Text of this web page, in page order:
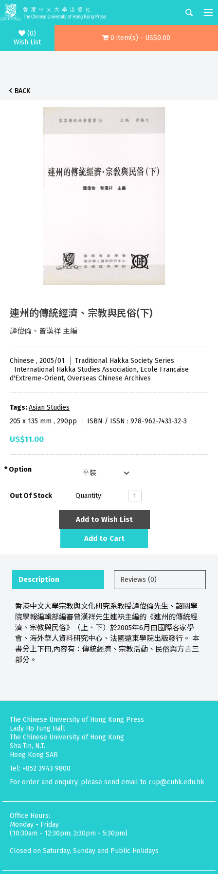
(0)
Wish List
0 item(s) - US$0.00
BACK
連州的傳統經濟、宗教與民俗(下)
譚偉倫、曾漢祥 主編
Chinese , 2005/01
Traditional Hakka Society Series
International Hakka Studies Association, Ecole Francaise
d'Extreme-Orient, Overseas Chinese Archives
Tags:Asian Studies
205 x 135 mm , 290pp
ISBN / ISSN : 978-962-7433-32-3
US$11.00
Option
Out Of Stock Quantity:
Add to Wish List
Add to Cart
Description Reviews (0)
香港中文大學宗教與文化研究系教授譚偉倫先生、韶關學
院學報編輯部編審曾漢祥先生連袂主編的《連州的傳統經
濟、宗教與民俗》（上、下）於2005年6月由國際客家學
會、海外華人資料研究中心、法國遠東學院出版發行。 本
書分上下冊,內容有：傳統經濟、宗教活動、民俗與方言三
部分。
The Chinese University of Hong Kong Press
Lady Ho Tung Hall
The Chinese University of Hong Kong
Sha Tin, N.T.
Hong Kong SAR
Tel: +852 3943 9800
For order and enquiry, please send email to cup@cuhk.edu.hk
Office Hours:
Monday - Friday
(10:30am - 12:30pm; 2:30pm - 5:30pm)
Closed on Saturday, Sunday and Public Holidays